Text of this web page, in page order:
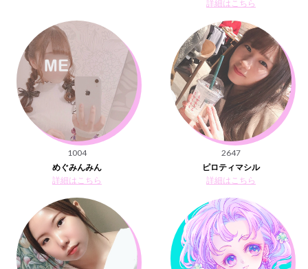
詳細はこちら
1004
めぐみんみん
詳細はこちら
2647
ピロティマシル
詳細はこちら